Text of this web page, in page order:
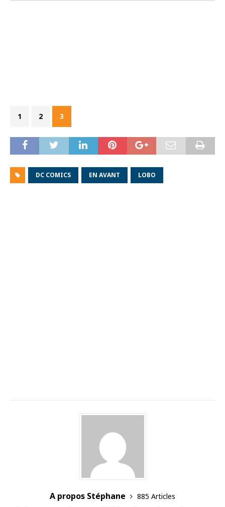
1 2 3
DC COMICS EN AVANT LOBO
A propos Stéphane
885 Articles